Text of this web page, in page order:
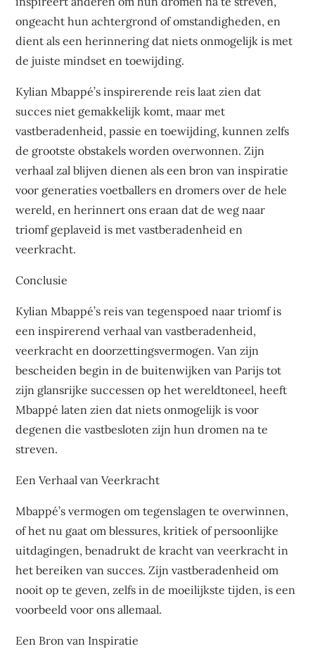
ongeacht hun achtergrond of omstandigheden, en
dient als een herinnering dat niets onmogelijk is met
de juiste mindset en toewijding.
Kylian Mbappé’s inspirerende reis laat zien dat
succes niet gemakkelijk komt, maar met
vastberadenheid, passie en toewijding, kunnen zelfs
de grootste obstakels worden overwonnen. Zijn
verhaal zal blijven dienen als een bron van inspiratie
voor generaties voetballers en dromers over de hele
wereld, en herinnert ons eraan dat de weg naar
triomf geplaveid is met vastberadenheid en
veerkracht.
Conclusie
Kylian Mbappé’s reis van tegenspoed naar triomf is
een inspirerend verhaal van vastberadenheid,
veerkracht en doorzettingsvermogen. Van zijn
bescheiden begin in de buitenwijken van Parijs tot
zijn glansrijke successen op het wereldtoneel, heeft
Mbappé laten zien dat niets onmogelijk is voor
degenen die vastbesloten zijn hun dromen na te
streven.
Een Verhaal van Veerkracht
Mbappé’s vermogen om tegenslagen te overwinnen,
of het nu gaat om blessures, kritiek of persoonlijke
uitdagingen, benadrukt de kracht van veerkracht in
het bereiken van succes. Zijn vastberadenheid om
nooit op te geven, zelfs in de moeilijkste tijden, is een
voorbeeld voor ons allemaal.
Een Bron van Inspiratie